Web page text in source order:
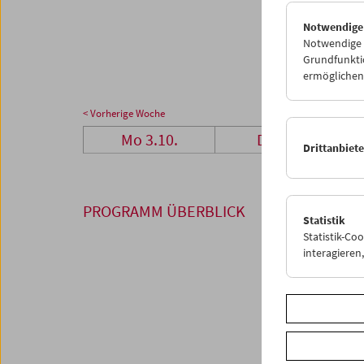
31
< Vorherige Woche
Mo 3.10. Di 4.10.
PROGRAMM ÜBERBLICK
Notwendige
Statistik
Statistik-